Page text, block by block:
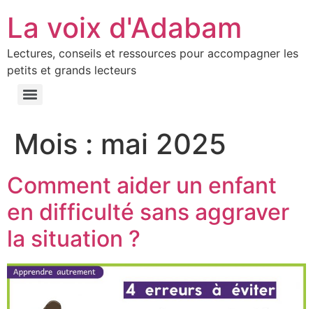
La voix d'Adabam
Lectures, conseils et ressources pour accompagner les
petits et grands lecteurs
Mois : mai 2025
Comment aider un enfant
en difficulté sans aggraver
la situation ?